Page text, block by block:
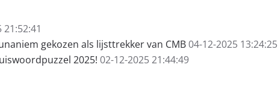
21:52:41
gekozen als lijsttrekker van CMB04-12-2025 13:24:25
2025! 02-12-2025 21:44:49